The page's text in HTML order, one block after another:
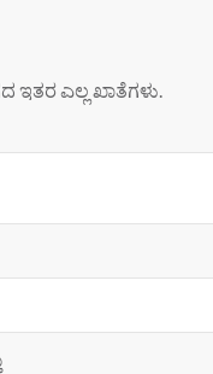
ಎಲ್ಲ ಖಾತೆಗಳು.